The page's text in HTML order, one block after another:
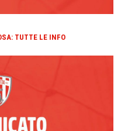
TUTTE LE INFO